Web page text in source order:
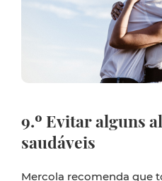
9.º Evitar alguns
saudáveis
Mercola recomenda que